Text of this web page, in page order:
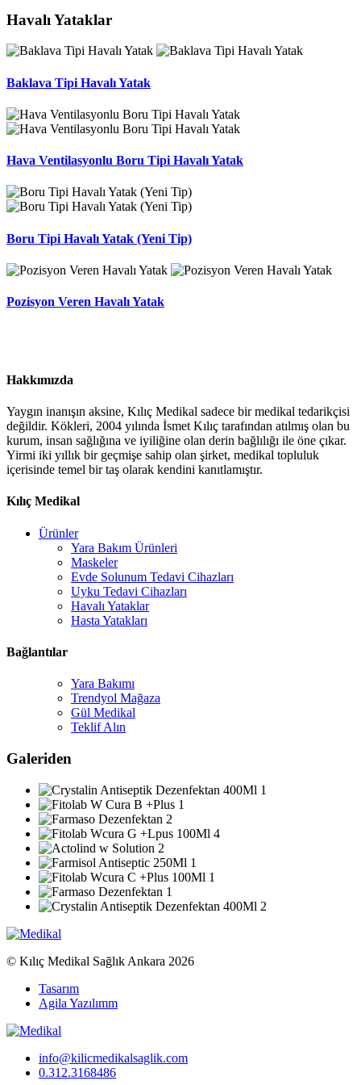
Havalı Yataklar
Baklava Tipi Havalı Yatak
Hava Ventilasyonlu Boru Tipi Havalı Yatak
Boru Tipi Havalı Yatak (Yeni Tip)
Pozisyon Veren Havalı Yatak
Hakkımızda
Yaygın inanışın aksine, Kılıç Medikal sadece bir medikal tedarikçisi
değildir. Kökleri, 2004 yılında İsmet Kılıç tarafından atılmış olan bu
kurum, insan sağlığına ve iyiliğine olan derin bağlılığı ile öne çıkar.
Yirmi iki yıllık bir geçmişe sahip olan şirket, medikal topluluk
içerisinde temel bir taş olarak kendini kanıtlamıştır.
Kılıç Medikal
Ürünler
Yara Bakım Ürünleri
Maskeler
Evde Solunum Tedavi Cihazları
Uyku Tedavi Cihazları
Havalı Yataklar
Hasta Yatakları
Bağlantılar
Yara Bakımı
Trendyol Mağaza
Gül Medikal
Teklif Alın
Galeriden
© Kılıç Medikal Sağlık Ankara 2026
Tasarım
Agila Yazılımm
info@kilicmedikalsaglik.com
0.312.3168486